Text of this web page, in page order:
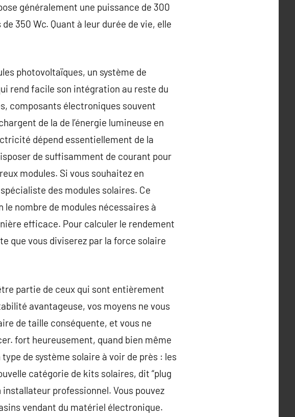
généralement une puissance de 300
350 Wc. Quant à leur durée de vie, elle
photovoltaïques, un système de
rend facile son intégration au reste du
composants électroniques souvent
de la de l’énergie lumineuse en
dépend essentiellement de la
de suffisamment de courant pour
modules. Si vous souhaitez en
des modules solaires. Ce
nombre de modules nécessaires à
efficace. Pour calculer le rendement
que vous diviserez par la force solaire
partie de ceux qui sont entièrement
avantageuse, vos moyens ne vous
de taille conséquente, et vous ne
fort heureusement, quand bien même
de système solaire à voir de près : les
catégorie de kits solaires, dit “plug
professionnel. Vous pouvez
vendant du matériel électronique.